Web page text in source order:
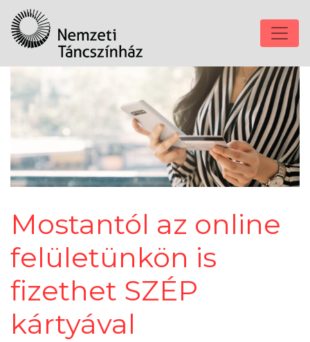
Mostantól az online
felületünkön is
fizethet SZÉP
kártyával